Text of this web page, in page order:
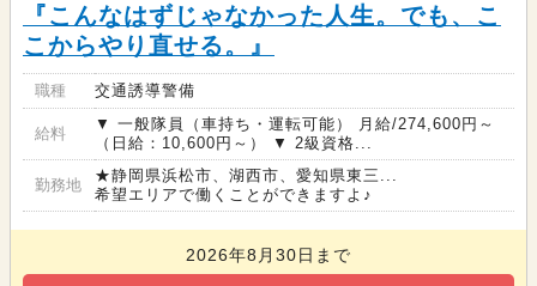
『こんなはずじゃなかった人生。でも、こ
こからやり直せる。』
職種 交通誘導警備
給料
▼ 一般隊員（車持ち・運転可能） 月給/274,600円～
（日給：10,600円～） ▼ 2級資格...
勤務地
★静岡県浜松市、湖西市、愛知県東三...
希望エリアで働くことができますよ♪
2026年8月30日まで